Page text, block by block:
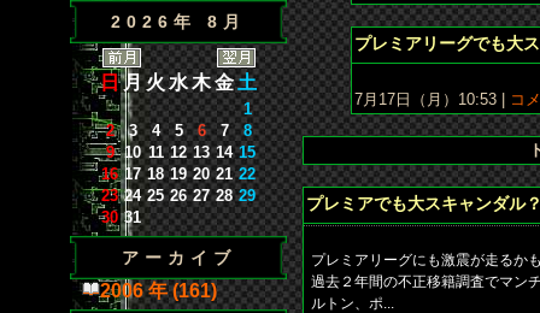
2026年 8月
日月火水木金土
1
2
3 4 5 6 7
8
9 10 11 12 13 14 15
16 17 18 19 20 21 22
23 24 25 26 27 28 29
30 31
アーカイブ
2006 年 (161)
プレミアリーグでも大
7月17日（月）10:53 | コ
プレミアでも大スキャンダル
プレミアリーグにも激震が走るか
過去２年間の不正移籍調査でマン
ルトン、ポ...